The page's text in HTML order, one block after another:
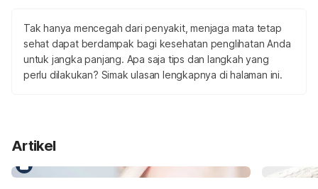
Tak hanya mencegah dari penyakit, menjaga mata tetap
sehat dapat berdampak bagi kesehatan penglihatan Anda
untuk jangka panjang. Apa saja tips dan langkah yang
perlu dilakukan? Simak ulasan lengkapnya di halaman ini.
Artikel